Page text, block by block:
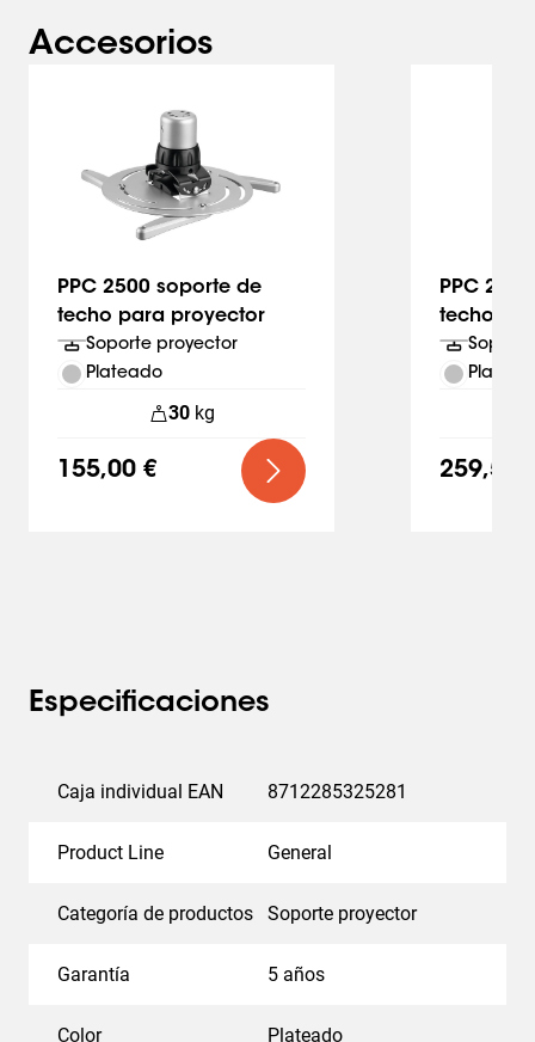
Accesorios
PPC 2500 soporte de
techo para proyector
Soporte proyector
Plateado
30 kg
155,00 €
PPC
techo
259,50
Especificaciones
Caja individual EAN 8712285325281
Product Line General
Categoría de productos Soporte proyector
Garantía 5 años
Color Plateado